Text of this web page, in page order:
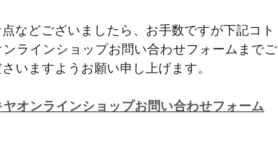
などございましたら、お手数ですが下記コト
ンラインショップお問い合わせフォームまでご
いますようお願い申し上げます。
ヤオンラインショップお問い合わせフォーム